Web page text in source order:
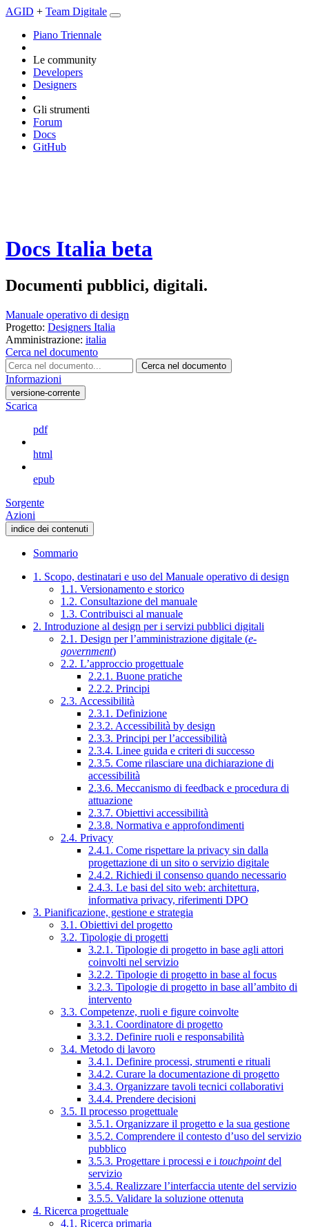
AGID + Team Digitale
Piano Triennale
Le community
Developers
Designers
Gli strumenti
Forum
Docs
GitHub
Docs Italia beta
Documenti pubblici, digitali.
Manuale operativo di design
Progetto: Designers Italia
Amministrazione: italia
Cerca nel documento
Cerca nel documento
Informazioni
versione-corrente
Scarica
pdf
html
epub
Sorgente
Azioni
indice dei contenuti
Sommario
1. Scopo, destinatari e uso del Manuale operativo di design
1.1. Versionamento e storico
1.2. Consultazione del manuale
1.3. Contribuisci al manuale
2. Introduzione al design per i servizi pubblici digitali
2.1. Design per l’amministrazione digitale (e-
government)
2.2. L’approccio progettuale
2.2.1. Buone pratiche
2.2.2. Principi
2.3. Accessibilità
2.3.1. Definizione
2.3.2. Accessibilità by design
2.3.3. Principi per l’accessibilità
2.3.4. Linee guida e criteri di successo
2.3.5. Come rilasciare una dichiarazione di
accessibilità
2.3.6. Meccanismo di feedback e procedura di
attuazione
2.3.7. Obiettivi accessibilità
2.3.8. Normativa e approfondimenti
2.4. Privacy
2.4.1. Come rispettare la privacy sin dalla
progettazione di un sito o servizio digitale
2.4.2. Richiedi il consenso quando necessario
2.4.3. Le basi del sito web: architettura,
informativa privacy, riferimenti DPO
3. Pianificazione, gestione e strategia
3.1. Obiettivi del progetto
3.2. Tipologie di progetti
3.2.1. Tipologie di progetto in base agli attori
coinvolti nel servizio
3.2.2. Tipologie di progetto in base al focus
3.2.3. Tipologie di progetto in base all’ambito di
intervento
3.3. Competenze, ruoli e figure coinvolte
3.3.1. Coordinatore di progetto
3.3.2. Definire ruoli e responsabilità
3.4. Metodo di lavoro
3.4.1. Definire processi, strumenti e rituali
3.4.2. Curare la documentazione di progetto
3.4.3. Organizzare tavoli tecnici collaborativi
3.4.4. Prendere decisioni
3.5. Il processo progettuale
3.5.1. Organizzare il progetto e la sua gestione
3.5.2. Comprendere il contesto d’uso del servizio
pubblico
3.5.3. Progettare i processi e i touchpointdel
servizio
3.5.4. Realizzare l’interfaccia utente del servizio
3.5.5. Validare la soluzione ottenuta
4. Ricerca progettuale
4.1. Ricerca primaria